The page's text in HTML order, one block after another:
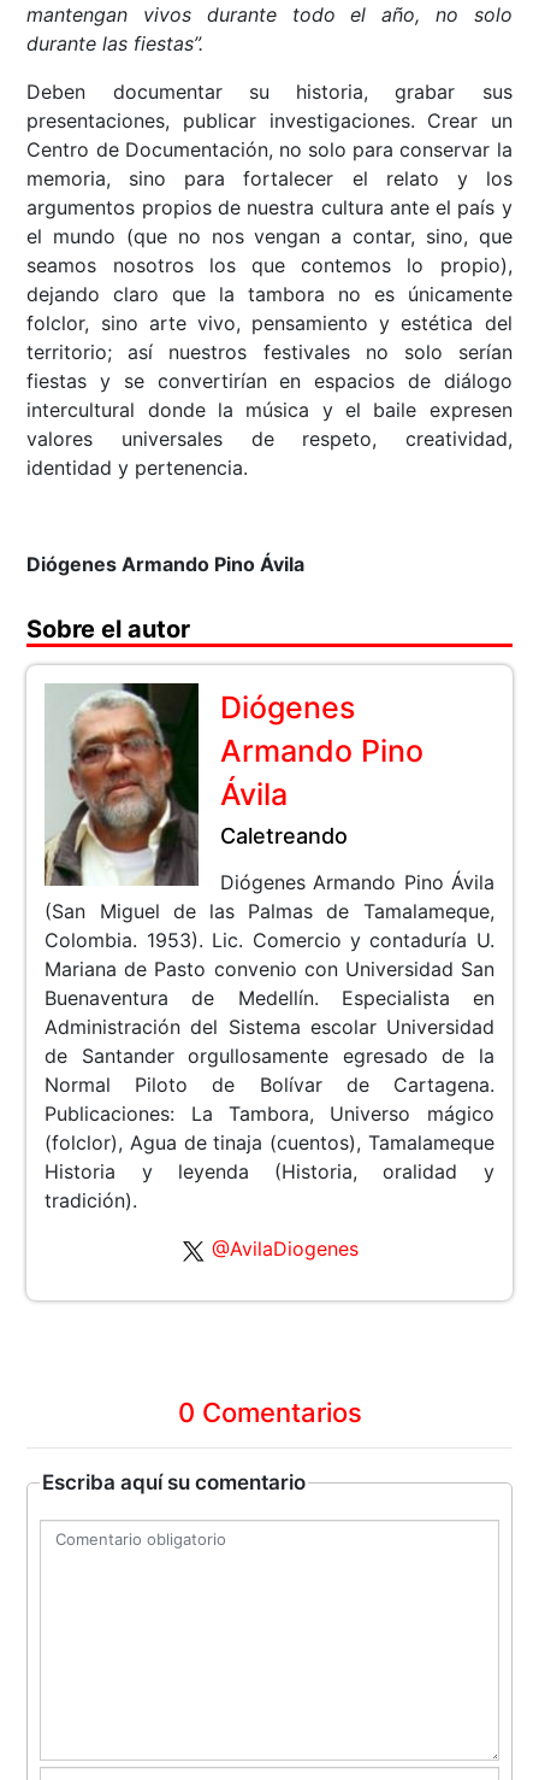
mantengan vivos durante todo el año, no solo
durante las fiestas”.
Deben documentar su historia, grabar sus
presentaciones, publicar investigaciones. Crear un
Centro de Documentación, no solo para conservar la
memoria, sino para fortalecer el relato y los
argumentos propios de nuestra cultura ante el país y
el mundo (que no nos vengan a contar, sino, que
seamos nosotros los que contemos lo propio),
dejando claro que la tambora no es únicamente
folclor, sino arte vivo, pensamiento y estética del
territorio; así nuestros festivales no solo serían
fiestas y se convertirían en espacios de diálogo
intercultural donde la música y el baile expresen
valores universales de respeto, creatividad,
identidad y pertenencia.
Diógenes Armando Pino Ávila
Sobre el autor
Diógenes
Armando Pino
Ávila
Caletreando
Diógenes Armando Pino Ávila
(San Miguel de las Palmas de Tamalameque,
Colombia. 1953). Lic. Comercio y contaduría U.
Mariana de Pasto convenio con Universidad San
Buenaventura de Medellín. Especialista en
Administración del Sistema escolar Universidad
de Santander orgullosamente egresado de la
Normal Piloto de Bolívar de Cartagena.
Publicaciones: La Tambora, Universo mágico
(folclor), Agua de tinaja (cuentos), Tamalameque
Historia y leyenda (Historia, oralidad y
tradición).
@AvilaDiogenes
0 Comentarios
Escriba aquí su comentario